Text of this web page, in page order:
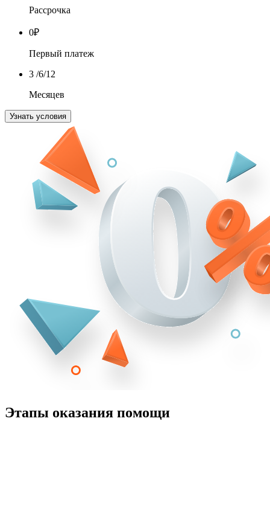
Рассрочка
0₽
Первый платеж
3 /6/12
Месяцев
Узнать условия
Этапы оказания помощи